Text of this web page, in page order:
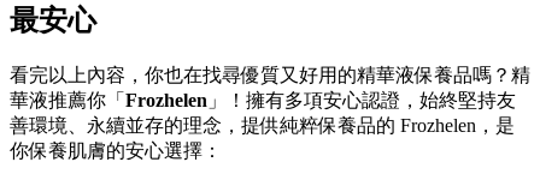
最安心
看完以上內容，你也在找尋優質又好用的精華液保養品嗎？精
華液推薦你「 Frozhelen 」！擁有多項安心認證，始終堅持友
善環境、永續並存的理念，提供純粹保養品的 Frozhelen，是
你保養肌膚的安心選擇：